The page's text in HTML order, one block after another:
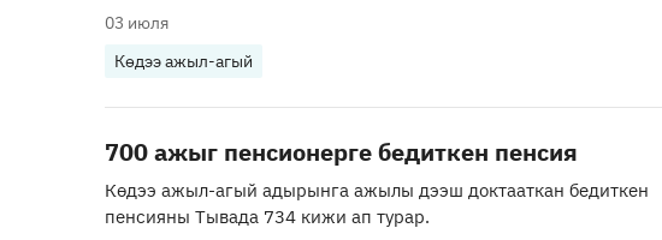
03 июля
Көдээ ажыл-агый
700 ажыг пенсионерге бедиткен пенсия
Көдээ ажыл-агый адырынга ажылы дээш доктааткан бедиткен
пенсияны Тывада 734 кижи ап турар.